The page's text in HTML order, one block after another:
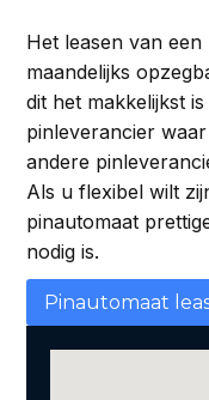
Het leasen van
maandelijks
dit het makkelijkst
pinleverancier
andere
Als u flexibel wilt
pinautomaat
nodig is.
Pinautomaat